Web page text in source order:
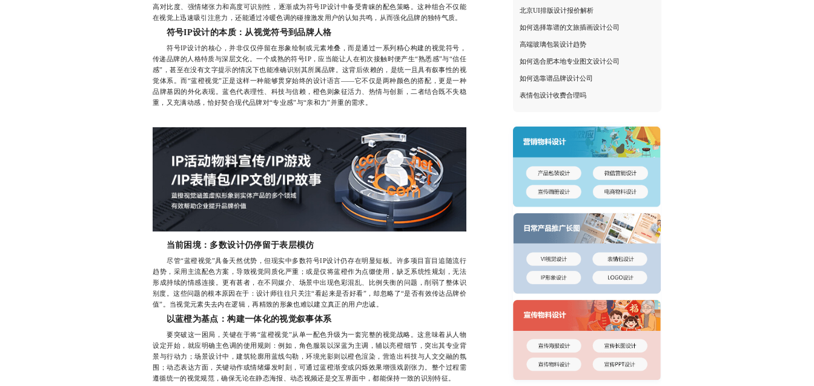
高对比度、强情绪张力和高度可识别性，逐渐成为符号IP设计中备受青睐的配色策略。这种组合不仅能
在视觉上迅速吸引注意力，还能通过冷暖色调的碰撞激发用户的认知共鸣，从而强化品牌的独特气质。
符号IP设计的本质：从视觉符号到品牌人格
符号IP设计的核心，并非仅仅停留在形象绘制或元素堆叠，而是通过一系列精心构建的视觉符号，
传递品牌的人格特质与深层文化。一个成熟的符号IP，应当能让人在初次接触时便产生“熟悉感”与“信任
感”，甚至在没有文字提示的情况下也能准确识别其所属品牌。这背后依赖的，是统一且具有叙事性的视
觉体系。而“蓝橙视觉”正是这样一种能够贯穿始终的设计语言——它不仅是两种颜色的搭配，更是一种
品牌基因的外化表现。蓝色代表理性、科技与信赖，橙色则象征活力、热情与创新，二者结合既不失稳
重，又充满动感，恰好契合现代品牌对“专业感”与“亲和力”并重的需求。
当前困境：多数设计仍停留于表层模仿
尽管“蓝橙视觉”具备天然优势，但现实中多数符号IP设计仍存在明显短板。许多项目盲目追随流行
趋势，采用主流配色方案，导致视觉同质化严重；或是仅将蓝橙作为点缀使用，缺乏系统性规划，无法
形成持续的情感连接。更有甚者，在不同媒介、场景中出现色彩混乱、比例失衡的问题，削弱了整体识
别度。这些问题的根本原因在于：设计师往往只关注“看起来是否好看”，却忽略了“是否有效传达品牌价
值”。当视觉元素失去内在逻辑，再精致的形象也难以建立真正的用户忠诚。
以蓝橙为基点：构建一体化的视觉叙事体系
要突破这一困局，关键在于将“蓝橙视觉”从单一配色升级为一套完整的视觉战略。这意味着从人物
设定开始，就应明确主色调的使用规则：例如，角色服装以深蓝为主调，辅以亮橙细节，突出其专业背
景与行动力；场景设计中，建筑轮廓用蓝线勾勒，环境光影则以橙色渲染，营造出科技与人文交融的氛
围；动态表达方面，关键动作或情绪爆发时刻，可通过蓝橙渐变或闪烁效果增强戏剧张力。整个过程需
遵循统一的视觉规范，确保无论在静态海报、动态视频还是交互界面中，都能保持一致的识别特征。
北京UI排版设计报价解析
如何选择靠谱的文旅插画设计公司
高端玻璃包装设计趋势
如何选合肥本地专业图文设计公司
如何选靠谱品牌设计公司
表情包设计收费合理吗